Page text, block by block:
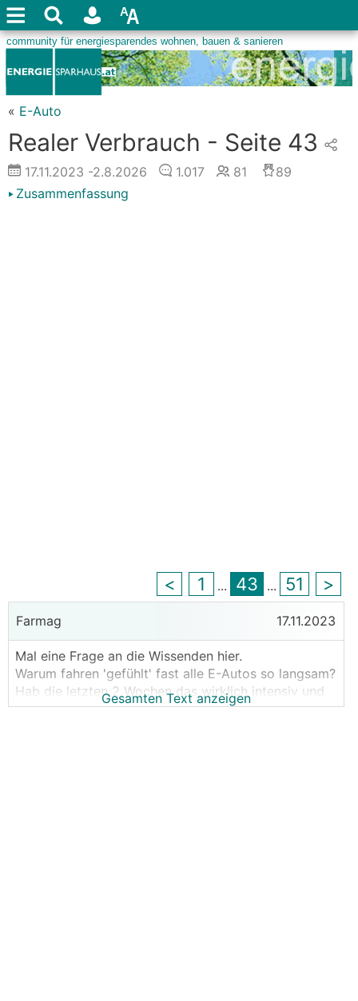
« E-Auto
Realer Verbrauch - Seite 43
17.11.2023 -2.8.2026 1.017 81
89
Zusammenfassung
< 1 ... 43 ... 51 >
Farmag 17.11.2023
Mal eine Frage an die Wissenden hier.
Warum fahren 'gefühlt' fast alle E-Autos so langsam?
Hab die letzten 2 Wochen das wirklich intensiv und
genau beobachtet, kein E-Auto fuhr auf der
Gesamten Text anzeigen